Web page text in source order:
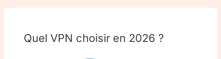
Quel VPN choisir en 2026 ?